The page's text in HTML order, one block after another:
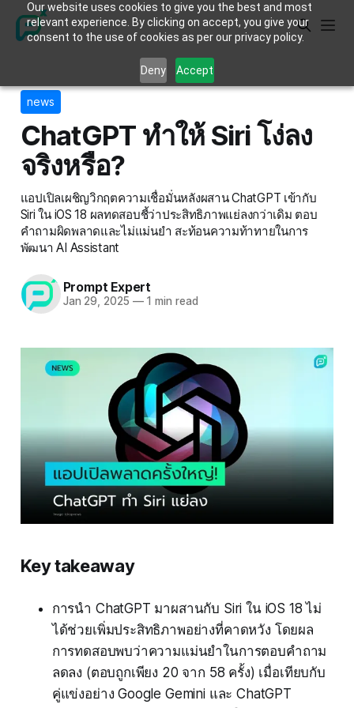
Our website uses cookies to give you the best and most
relevant experience. By clicking on accept, you give your
consent to the use of cookies as per our privacy policy.
Deny Accept
news
ChatGPT ทำให้ Siri โง่ลง
จริงหรือ?
แอปเปิลเผชิญวิกฤตความเชื่อมั่นหลังผสาน ChatGPT เข้ากับ
Siri ใน iOS 18 ผลทดสอบชี้ว่าประสิทธิภาพแย่ลงกว่าเดิม ตอบ
คำถามผิดพลาดและไม่แม่นยำ สะท้อนความท้าทายในการ
พัฒนา AI Assistant
Prompt Expert
Jan 29, 2025 —1 min read
Key takeaway
การนำ ChatGPT มาผสานกับ Siri ใน iOS 18 ไม่
ได้ช่วยเพิ่มประสิทธิภาพอย่างที่คาดหวัง โดยผล
การทดสอบพบว่าความแม่นยำในการตอบคำถาม
ลดลง (ตอบถูกเพียง 20 จาก 58 ครั้ง) เมื่อเทียบกับ
คู่แข่งอย่าง Google Gemini และ ChatGPT